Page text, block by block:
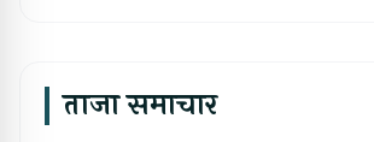
ताजा समाचार